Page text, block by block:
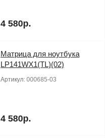
4 580р.
Матрица для ноутбука
LP141WX1(TL)(02)
Артикул: 000685-03
4 580р.